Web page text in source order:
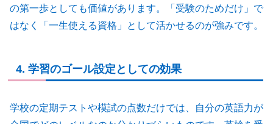
の第一歩としても価値があります。「受験のためだけ」で
はなく「一生使える資格」として活かせるのが強みです。
4. 学習のゴール設定としての効果
学校の定期テストや模試の点数だけでは、自分の英語力が